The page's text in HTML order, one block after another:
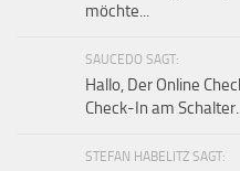
möchte...
SAUCEDO SAGT:
Hallo, Der Online
Check-In am
STEFAN HABELITZ SAGT: